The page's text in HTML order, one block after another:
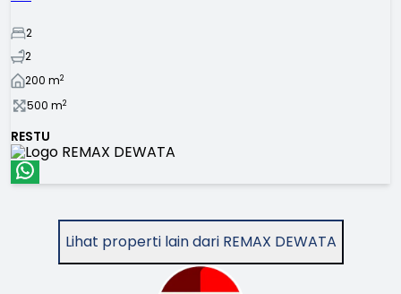
2
2
200 m2
500 m2
RESTU
Lihat properti lain dari REMAX DEWATA